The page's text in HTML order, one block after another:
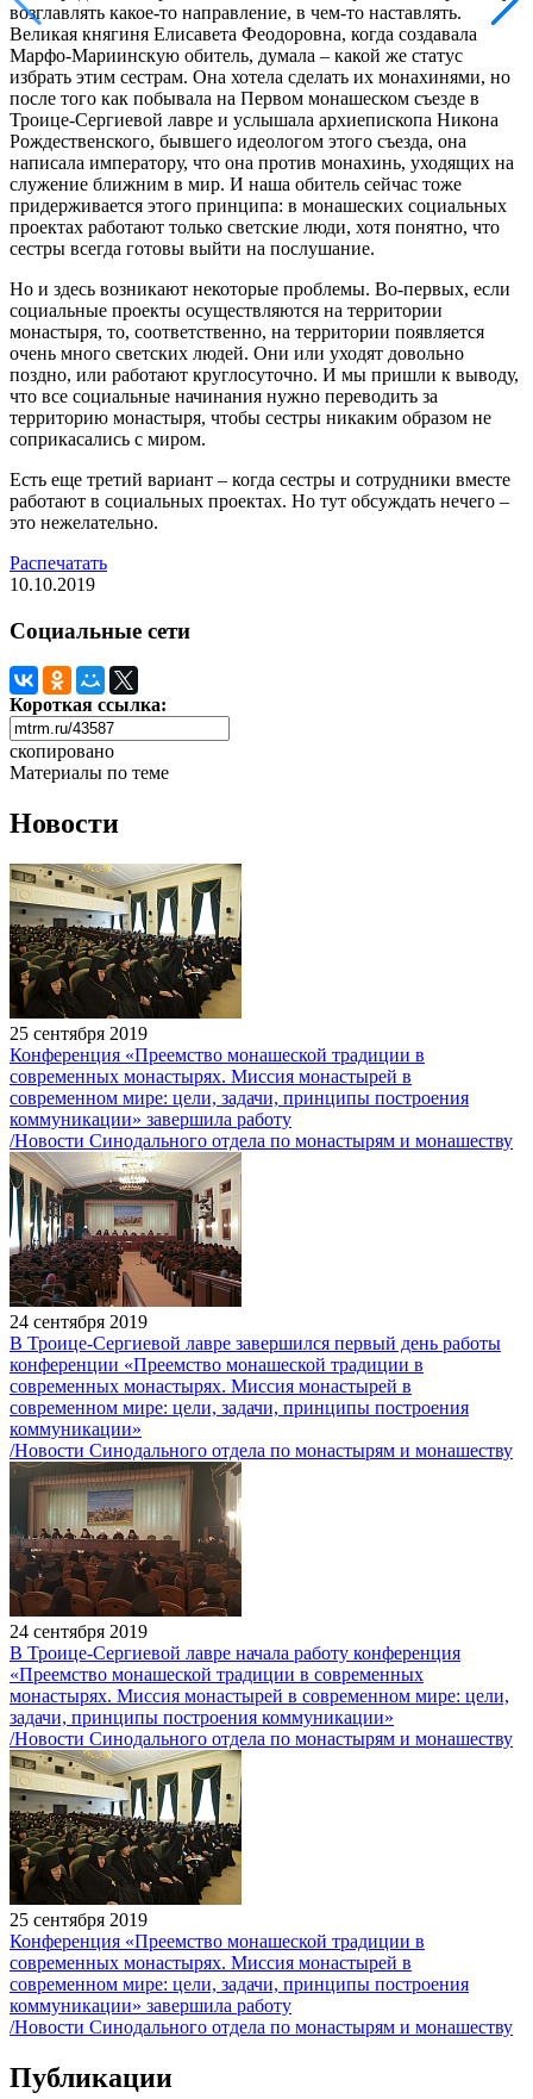
возглавлять какое-то направление, в чем-то наставлять.
Великая княгиня Елисавета Феодоровна, когда создавала
Марфо-Мариинскую обитель, думала – какой же статус
избрать этим сестрам. Она хотела сделать их монахинями, но
после того как побывала на Первом монашеском съезде в
Троице-Сергиевой лавре и услышала архиепископа Никона
Рождественского, бывшего идеологом этого съезда, она
написала императору, что она против монахинь, уходящих на
служение ближним в мир. И наша обитель сейчас тоже
придерживается этого принципа: в монашеских социальных
проектах работают только светские люди, хотя понятно, что
сестры всегда готовы выйти на послушание.
Но и здесь возникают некоторые проблемы. Во-первых, если
социальные проекты осуществляются на территории
монастыря, то, соответственно, на территории появляется
очень много светских людей. Они или уходят довольно
поздно, или работают круглосуточно. И мы пришли к выводу,
что все социальные начинания нужно переводить за
территорию монастыря, чтобы сестры никаким образом не
соприкасались с миром.
Есть еще третий вариант – когда сестры и сотрудники вместе
работают в социальных проектах. Но тут обсуждать нечего –
это нежелательно.
Распечатать
10.10.2019
Социальные сети
Короткая ссылка:
скопировано
Материалы по теме
Новости
25 сентября 2019
Конференция «Преемство монашеской традиции в
современных монастырях. Миссия монастырей в
современном мире: цели, задачи, принципы построения
коммуникации» завершила работу
/Новости Синодального отдела по монастырям и монашеству
24 сентября 2019
В Троице-Сергиевой лавре завершился первый день работы
конференции «Преемство монашеской традиции в
современных монастырях. Миссия монастырей в
современном мире: цели, задачи, принципы построения
коммуникации»
/Новости Синодального отдела по монастырям и монашеству
24 сентября 2019
В Троице-Сергиевой лавре начала работу конференция
«Преемство монашеской традиции в современных
монастырях. Миссия монастырей в современном мире: цели,
задачи, принципы построения коммуникации»
/Новости Синодального отдела по монастырям и монашеству
25 сентября 2019
Конференция «Преемство монашеской традиции в
современных монастырях. Миссия монастырей в
современном мире: цели, задачи, принципы построения
коммуникации» завершила работу
/Новости Синодального отдела по монастырям и монашеству
Публикации